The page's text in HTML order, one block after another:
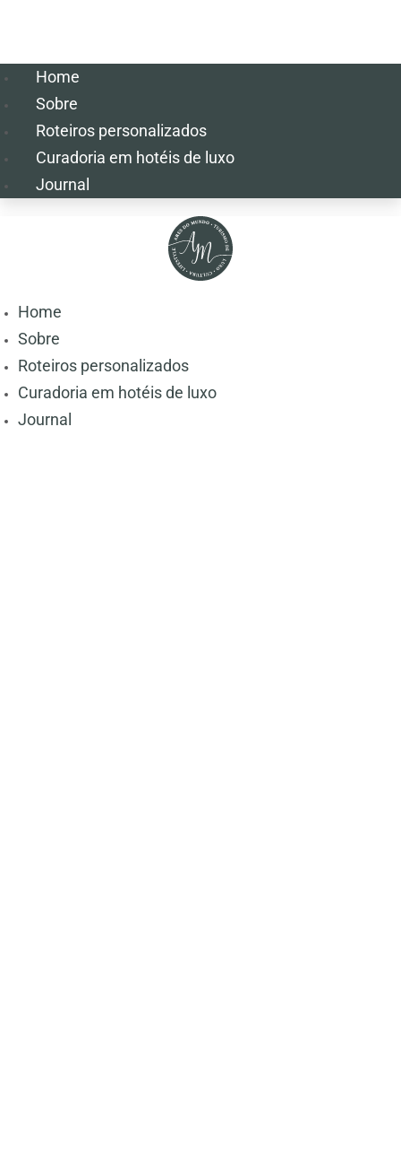
Home
Sobre
Roteiros personalizados
Curadoria em hotéis de luxo
Journal
Home
Sobre
Roteiros personalizados
Curadoria em hotéis de luxo
Journal